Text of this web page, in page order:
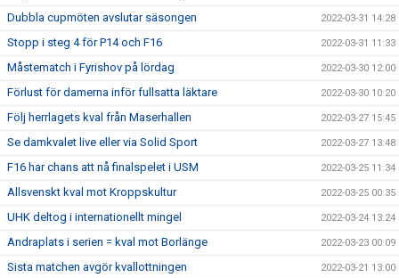
Dubbla cupmöten avslutar säsongen 2022-03-31 14:28
Stopp i steg 4 för P14 och F16 2022-03-31 11:33
Måstematch i Fyrishov på lördag 2022-03-30 12:00
Förlust för damerna inför fullsatta läktare 2022-03-30 10:20
Följ herrlagets kval från Maserhallen 2022-03-27 15:45
Se damkvalet live eller via Solid Sport 2022-03-27 13:48
F16 har chans att nå finalspelet i USM 2022-03-25 11:34
Allsvenskt kval mot Kroppskultur 2022-03-25 00:35
UHK deltog i internationellt mingel 2022-03-24 13:24
Andraplats i serien = kval mot Borlänge 2022-03-23 00:09
Sista matchen avgör kvallottningen 2022-03-21 13:00